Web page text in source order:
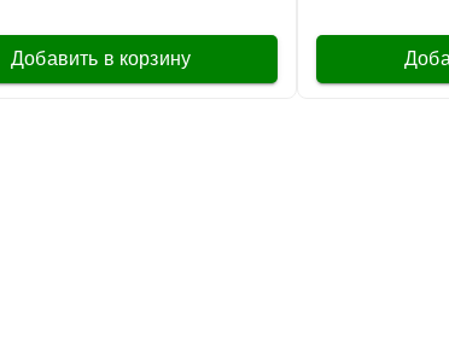
Добавить в корзину